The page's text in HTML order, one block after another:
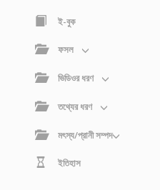
ই-বুক
ফসল
ভিডিওর ধরণ
তথ্যের ধরণ
মৎস্য/প্রানী সম্পদ
ইতিহাস